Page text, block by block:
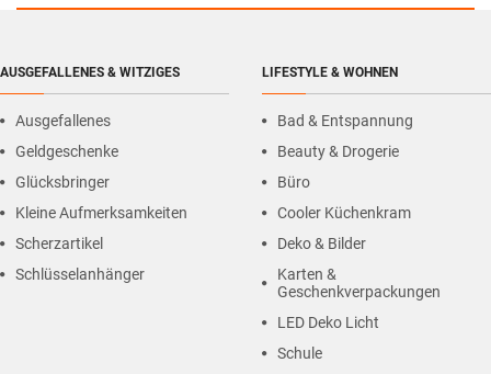
AUSGEFALLENES & WITZIGES
Ausgefallenes
Geldgeschenke
Glücksbringer
Kleine Aufmerksamkeiten
Scherzartikel
Schlüsselanhänger
LIFESTYLE & WOHNEN
Bad & Entspannung
Beauty & Drogerie
Büro
Cooler Küchenkram
Deko & Bilder
Karten &
Geschenkverpackungen
LED Deko Licht
Schule